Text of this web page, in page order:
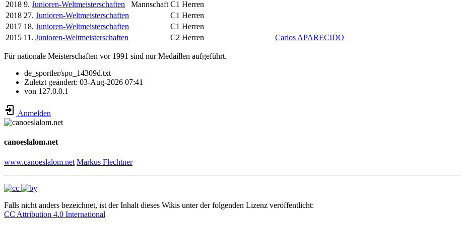
2018 9. Junioren-Weltmeisterschaften Mannschaft C1 Herren
2018 27. Junioren-Weltmeisterschaften
C1 Herren
2017 18. Junioren-Weltmeisterschaften
C1 Herren
2015 11. Junioren-Weltmeisterschaften C2 Herren Carlos APARECIDO
Für nationale Meisterschaften vor 1991 sind nur Medaillen aufgeführt.
de_sportler/spo_14309d.txt
Zuletzt geändert: 03-Aug-2026 07:41
von 127.0.0.1
Anmelden
canoeslalom.net
www.canoeslalom.net Markus Flechtner
Falls nicht anders bezeichnet, ist der Inhalt dieses Wikis unter der folgenden Lizenz veröffentlicht:
CC Attribution 4.0 International